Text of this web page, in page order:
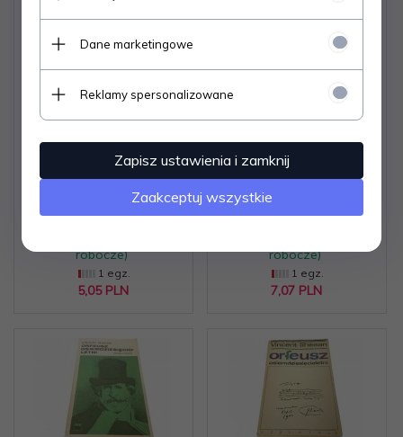
MIŁOŚCI. KRÓTKA
BIOGRAFIA
Dostępne od ręki –
robocze)
1 egz.
5,05 PLN
OSIEMDZIESIĘCIOLETNI
- Vincent Sheean
Dostępne od ręki –
robocze)
1 egz.
7,07 PLN
Dane marketingowe
Reklamy spersonalizowane
Zapisz ustawienia i zamknij
Zaakceptuj wszystkie